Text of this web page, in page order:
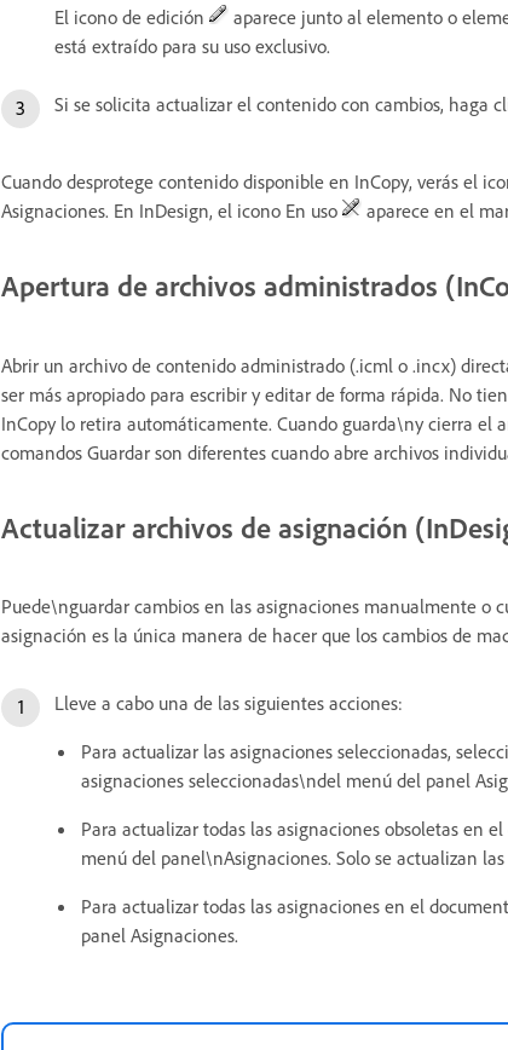
El icono de edición
aparece junto al elemento o
está extraído para su uso exclusivo.
Si se solicita actualizar el contenido con cambios, haga
Cuando desprotege contenido disponible en InCopy, verás el
Asignaciones. En InDesign, el icono En uso
aparece en el
Apertura de archivos administrados
Abrir un archivo de contenido administrado (.icml o .incx)
ser más apropiado para escribir y editar de forma rápida. No
InCopy lo retira automáticamente. Cuando guarda\ny cierra
comandos Guardar son diferentes cuando abre archivos
Actualizar archivos de asignación
Puede\nguardar cambios en las asignaciones manualmente
asignación es la única manera de hacer que los cambios de
Lleve a cabo una de las siguientes acciones:
Para actualizar las asignaciones seleccionadas,
asignaciones seleccionadas\ndel menú del panel
Para actualizar todas las asignaciones obsoletas en
menú del panel\nAsignaciones. Solo se actualizan
Para actualizar todas las asignaciones en el
panel Asignaciones.